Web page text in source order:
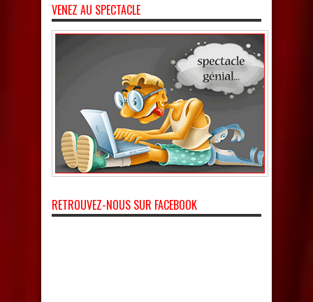
VENEZ AU SPECTACLE
RETROUVEZ-NOUS SUR FACEBOOK